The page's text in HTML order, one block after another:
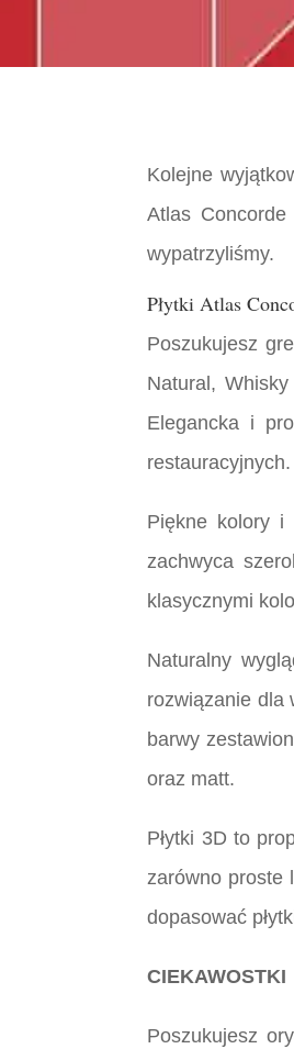
Kolejne
Atlas Concorde
wypatrzyliśmy.
Płytki Atlas
Poszukujesz
Natural,
Elegancka i
restauracyjnych.
Piękne kolory i
zachwyca
klasycznymi
Naturalny
rozwiązanie dla
barwy
oraz matt.
Płytki 3D to
zarówno proste
dopasować
CIEKAWOSTKI
Poszukujesz